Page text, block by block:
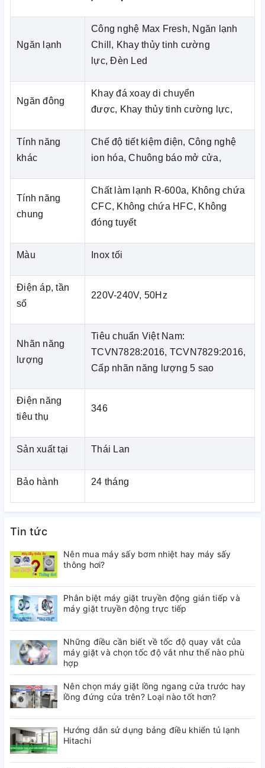
hiệu suất cao tạo ra lượng lớn không khí lạnh giữ cho
thực phẩm luôn tươi ngon mà không đóng băng.
Ngoài ra công nghệ này cũng giúp ngăn sự lẫn mùi giữa
ngăn lạnh và ngăn đông.
Công nghệ Max Fresh
Công nghệ Max Fresh mang đến giải pháp tuyệt vời để
pháp kiểm soát nhiệt độ và độ ẩm trong ngăn.
Công nghệ ion hóa
Tươi ngon và phong cách
Ngăn lạnh
Công nghệ Max Fresh, Ngăn lạnh
Chill, Khay thủy tinh cường
lực, Đèn Led
Ngăn đông
Khay đá xoay di chuyển
được, Khay thủy tinh cường lực,
Tính năng
khác
Chế độ tiết kiệm điện, Công nghệ
ion hóa, Chuông báo mở cửa,
Tính năng
chung
Chất làm lạnh R-600a, Không chứa
CFC, Không chứa HFC, Không
đóng tuyết
Màu Inox tối
Điện áp, tần
số
220V-240V, 50Hz
Nhãn năng
lượng
Tiêu chuẩn Việt Nam:
TCVN7828:2016, TCVN7829:2016,
Cấp nhãn năng lượng 5 sao
Điện năng
tiêu thụ
346
Sản xuất tại Thái Lan
Bảo hành 24 tháng
Tin tức
Nên mua máy sấy bơm nhiệt hay máy sấy
thông hơi?
Phân biệt máy giặt truyền động gián tiếp và
máy giặt truyền động trực tiếp
Những điều cần biết về tốc độ quay vắt của
máy giặt và chọn tốc độ vắt như thế nào phù
hợp
Nên chọn máy giặt lồng ngang cửa trước hay
lồng đứng cửa trên? Loại nào tốt hơn?
Hướng dẫn sử dụng bảng điều khiển tủ lạnh
Hitachi